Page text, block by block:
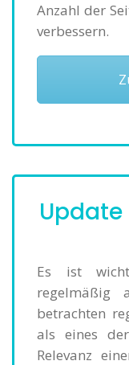
Anzahl der
verbessern.
Update
Es ist
regelmäßig
betrachten
als eines
Relevanz